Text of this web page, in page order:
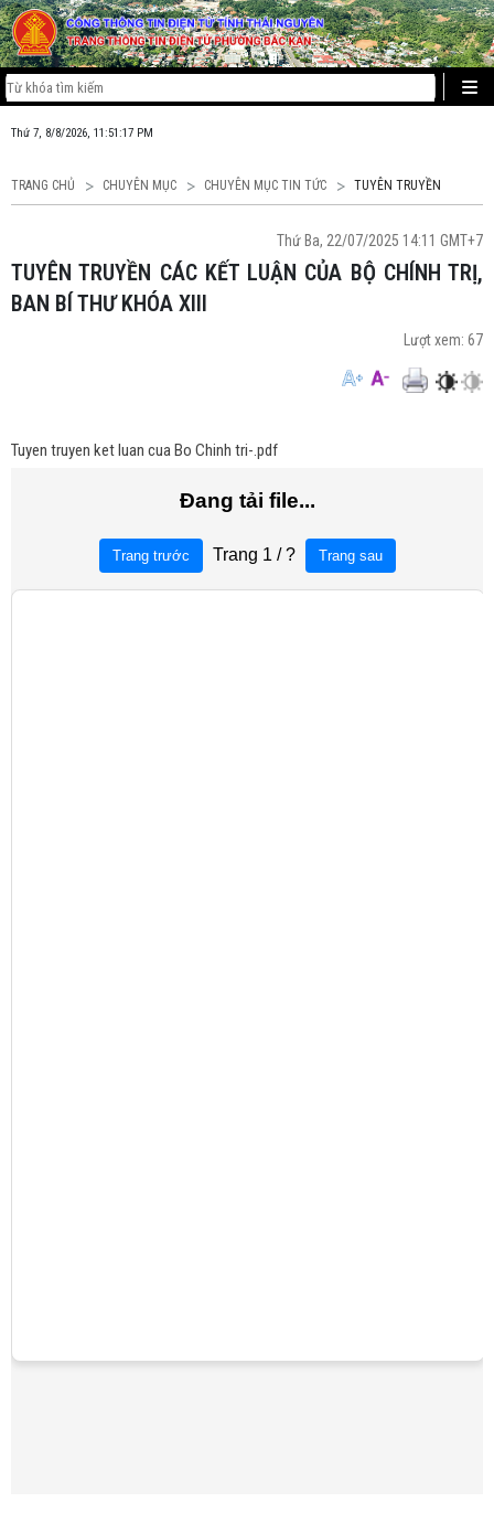
Thứ 7, 8/8/2026, 11:51:17 PM
TRANG CHỦ CHUYÊN MỤC CHUYÊN MỤC TIN TỨC TUYÊN TRUYỀN
Thứ Ba, 22/07/2025 14:11 GMT+7
TUYÊN TRUYỀN CÁC KẾT LUẬN CỦA BỘ CHÍNH TRỊ,
BAN BÍ THƯ KHÓA XIII
Lượt xem: 67
Tuyen truyen ket luan cua Bo Chinh tri-.pdf